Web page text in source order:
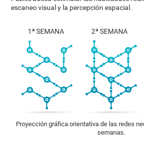
escaneo visual y la percepción espacial.
1ª SEMANA 2ª SEMANA
Proyección gráfica orientativa de las redes
semanas.